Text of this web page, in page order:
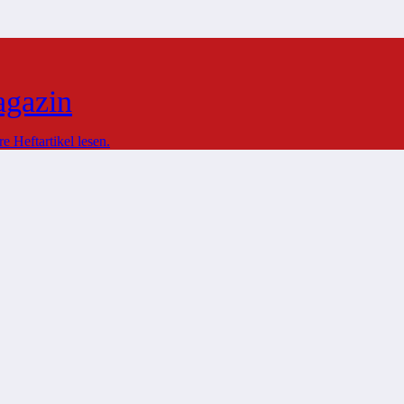
Heftartikel lesen.